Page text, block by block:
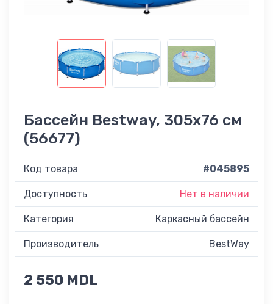
Бассейн Bestway, 305x76 см
(56677)
Код товара #045895
Доступность Нет в наличии
Категория Каркасный бассейн
Производитель BestWay
2 550 MDL